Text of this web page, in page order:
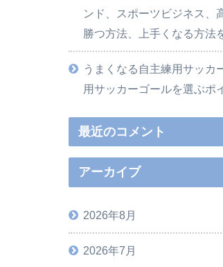
ンド、スポーツビジネス、
勝つ方法、上手くなる方法
うまくなる自主練用サッカ
用サッカーゴールを選ぶポ
最近のコメント
アーカイブ
2026年8月
2026年7月